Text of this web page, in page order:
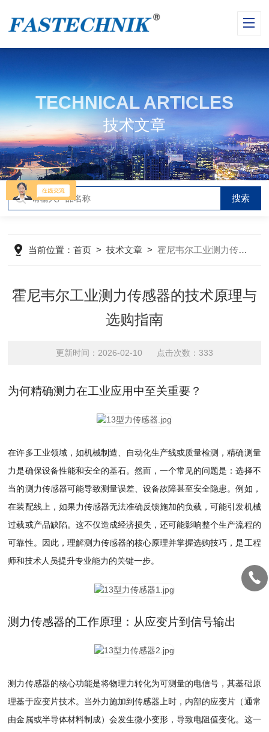
TECHNICAL ARTICLES
技术文章
当前位置：首页 >技术文章 >霍尼韦尔工业测力传感器的技术原理与选购指南
霍尼韦尔工业测力传感器的技术原理与
选购指南
更新时间：2026-02-10 点击次数：333
为何精确测力在工业应用中至关重要？
在许多工业领域，如机械制造、自动化生产线或质量检测，精确测量
力是确保设备性能和安全的基石。然而，一个常见的问题是：选择不
当的测力传感器可能导致测量误差、设备故障甚至安全隐患。例如，
在装配线上，如果力传感器无法准确反馈施加的负载，可能引发机械
过载或产品缺陷。这不仅造成经济损失，还可能影响整个生产流程的
可靠性。因此，理解测力传感器的核心原理并掌握选购技巧，是工程
师和技术人员提升专业能力的关键一步。
测力传感器的工作原理：从应变片到信号输出
测力传感器的核心功能是将物理力转化为可测量的电信号，其基础原
理基于应变片技术。当外力施加到传感器上时，内部的应变片（通常
由金属或半导体材料制成）会发生微小变形，导致电阻值变化。这一